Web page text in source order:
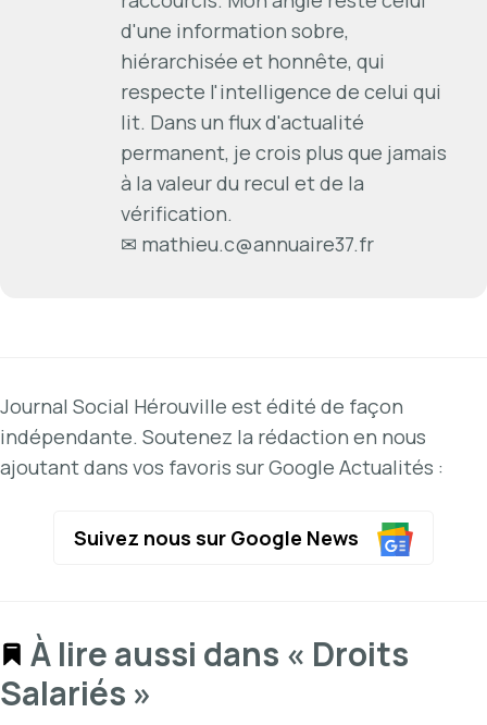
d'une information sobre,
hiérarchisée et honnête, qui
respecte l'intelligence de celui qui
lit. Dans un flux d'actualité
permanent, je crois plus que jamais
à la valeur du recul et de la
vérification.
✉ mathieu.c@annuaire37.fr
Journal Social Hérouville est édité de façon
indépendante. Soutenez la rédaction en nous
ajoutant dans vos favoris sur Google Actualités :
Suivez nous sur Google News
À lire aussi dans « Droits
Salariés »